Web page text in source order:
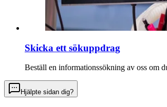
Skicka ett sökuppdrag
Beställ en informationssökning av oss om
Hjälpte sidan dig?